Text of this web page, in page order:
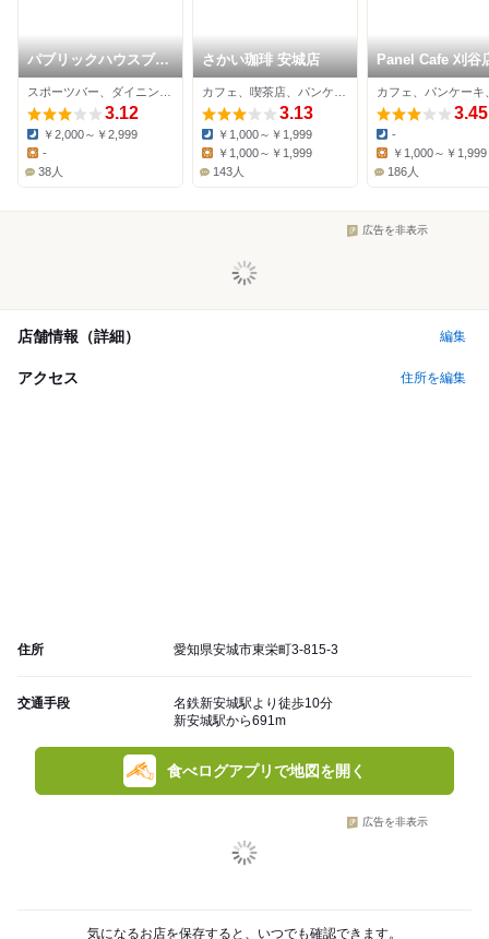
パブリックハウスブー
ビーズ 刈谷店
3.12
Dinner:
￥2,000～￥2,999
Lunch:
-
38人
さかい珈琲 安城店
3.13
Dinner:
￥1,000～￥1,999
￥1,000～￥1,999
143人
Panel Cafe 刈谷
3.45
Dinner:
-
￥1,000～￥1,999
186人
広告を非表示
店舗情報（詳細） 編集
アクセス 住所を編集
住所 愛知県安城市東栄町3-815-3
交通手段
名鉄新安城駅より徒歩10分
新安城駅から691m
食べログアプリで地図を開く
広告を非表示
気になるお店を保存すると、いつでも確認できます。